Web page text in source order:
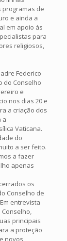
programas de
e ainda a
em apoio às
para
religiosos,
Federico
do Conselho
e
nos dias 20 e
a criação dos
a
Vaticana.
do
a ser feito.
a fazer
apenas
os
Conselho de
entrevista
principais
a proteção
novos